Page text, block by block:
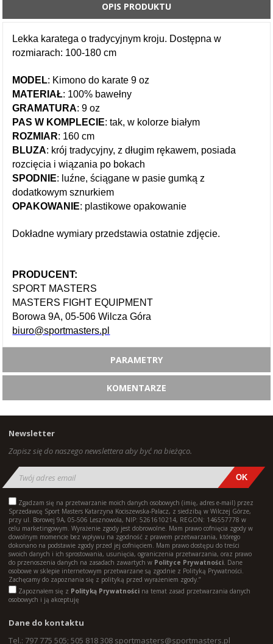
OPIS PRODUKTU
Lekka karatega o tradycyjnym kroju. Dostępna w
rozmiarach: 100-180 cm
MODEL: Kimono do karate 9 oz
MATERIAŁ: 100% bawełny
GRAMATURA: 9 oz
PAS W KOMPLECIE: tak, w kolorze białym
ROZMIAR: 160 cm
BLUZA: krój tradycyjny, z długim rękawem, posiada
rozcięcia i wiązania po bokach
SPODNIE: luźne, ściągane w pasie gumką z
dodatkowym sznurkiem
OPAKOWANIE: plastikowe opakowanie
Dokładne wymiary przedstawia ostatnie zdjęcie.
PRODUCENT:
SPORT MASTERS
MASTERS FIGHT EQUIPMENT
Borowa 9A, 05-506 Wilcza Góra
biuro@sportmasters.pl
PARAMETRY
KOMENTARZE
Newsletter
Zapisz się do naszego newslettera aby być na bieżąco.
Zgadzam się na przetwarzanie moich danych osobowych (imię, adres e-mail) przez
Sprzedawcę Sport Masters Katarzyna Kociszewska-Palacz, z siedzibą w Wilczej Górze,
przy ul. Borowej 9A, 05-506 Lesznowola, NIP: 5261610214, REGON: 146557778 w
celu marketingowym. Wyrażenie zgody jest dobrowolne. Mam prawo cofnięcia zgody w
dowolnym momencie bez wpływu na zgodność z prawem przetwarzania, którego
dokonano na podstawie zgody przed jej cofnięciem. Mam prawo dostępu do treści
swoich danych i ich sprostowania, usunięcia, ograniczenia przetwarzania, oraz prawo
do przenoszenia danych na zasadach zawartych w Polityce Prywatności. Dane
osobowe w sklepie internetowym przetwarzane są zgodnie z Polityką Prywatności.
Zachęcamy do zapoznania się z polityką przed wyrażeniem zgody.”
Zapoznałem się z Polityką Prywatności na temat zasad przetwarzania danych
osobowych i ją akceptuję
Dane do kontaktu
Tel.: 797 775 505; 505 818 308 sportmasters@sportmasters.pl